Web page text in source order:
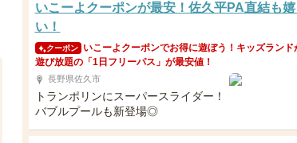
いこーよクーポンが最安！佐久平PA直結も嬉
い！
クーポン
いこーよクーポンでお得に遊ぼう！キッズランド
遊び放題の「1日フリーパス」が最安値！
長野県佐久市
トランポリンにスーパースライダー！
バブルプールも新登場◎